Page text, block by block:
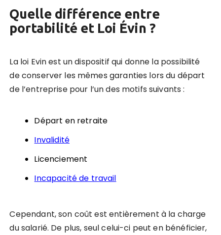
Quelle différence entre
portabilité et Loi Évin ?
La loi Evin est un dispositif qui donne la possibilité
de conserver les mêmes garanties lors du départ
de l’entreprise pour l’un des motifs suivants :
Départ en retraite
Invalidité
Licenciement
Incapacité de travail
Cependant, son coût est entièrement à la charge
du salarié. De plus, seul celui-ci peut en bénéficier,